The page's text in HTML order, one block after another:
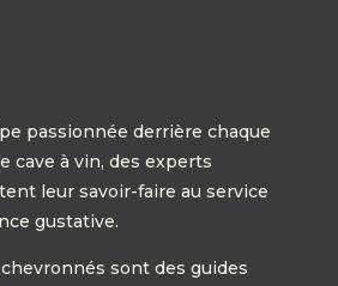
passionnée derrière chaque
cave à vin, des experts
leur savoir-faire au service
gustative.
sont des guides